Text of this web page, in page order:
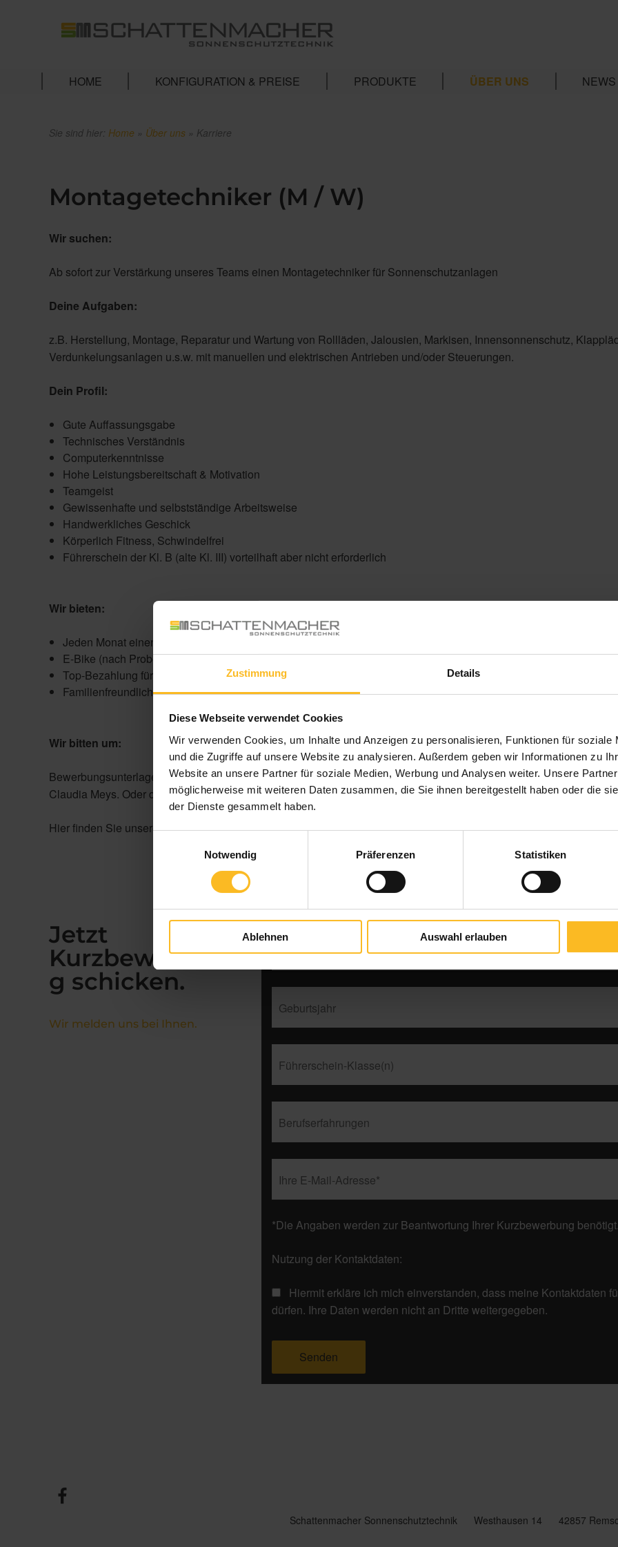
Zustimmung Details
Diese Webseite verwendet Cookies
Wir verwenden Cookies, um Inhalte und Anzeigen zu personalisieren, Funktionen für soziale
und die Zugriffe auf unsere Website zu analysieren. Außerdem geben wir Informationen zu
Website an unsere Partner für soziale Medien, Werbung und Analysen weiter. Unsere
möglicherweise mit weiteren Daten zusammen, die Sie ihnen bereitgestellt haben oder die
der Dienste gesammelt haben.
Notwendig
Präferenzen Statistiken
Ablehnen Auswahl erlauben
HOME KONFIGURATION & PREISE PRODUKTE ÜBER UNS NEWS
Sie sind hier: Home » Über uns » Karriere
Montagetechniker (M / W)
Wir suchen:
Ab sofort zur Verstärkung unseres Teams einen Montagetechniker für Sonnenschutzanlagen
Deine Aufgaben:
z.B. Herstellung, Montage, Reparatur und Wartung von Rollläden, Jalousien, Markisen, Innensonnenschutz,
Verdunkelungsanlagen u.s.w. mit manuellen und elektrischen Antrieben und/oder Steuerungen.
Dein Profil:
Gute Auffassungsgabe
Technisches Verständnis
Computerkenntnisse
Hohe Leistungsbereitschaft & Motivation
Teamgeist
Gewissenhafte und selbstständige Arbeitsweise
Handwerkliches Geschick
Körperlich Fitness, Schwindelfrei
Führerschein der Kl. B (alte Kl. III) vorteilhaft aber nicht erforderlich
Wir bieten:
Jeden Monat einen Tankgutschein (nach Probezeit)
E-Bike (nach Probezeit)
Top-Bezahlung für Top-Leistung
Familienfreundliches Unternehmen
Wir bitten um:
Bewerbungsunterlagen (Anschreiben, Lebenslauf, Zeugnisse) schicken Sie bitte per Post an unsere Adresse z. Hd.
Claudia Meys. Oder direkt per E-Mail an:c.meys@schattenmacher.de
Hier finden Sie unsereKontaktdaten »
Jetzt
Kurzbewerbun
g schicken.
Wir melden uns bei Ihnen.
*Die Angaben werden zur Beantwortung Ihrer Kurzbewerbung
Nutzung der Kontaktdaten:
Hiermit erkläre ich mich einverstanden, dass meine Kontaktdaten
dürfen. Ihre Daten werden nicht an Dritte weitergegeben.
Schattenmacher Sonnenschutztechnik Westhausen 14 42857